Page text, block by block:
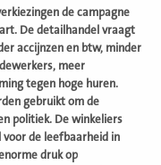
de campagne
De detailhandel vraagt
accijnzen en btw, minder
meer
tegen hoge huren.
gebruikt om de
politiek. De winkeliers
de leefbaarheid in
druk op